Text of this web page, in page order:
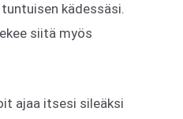
kädessäsi.
siitä myös
ajaa itsesi sileäksi